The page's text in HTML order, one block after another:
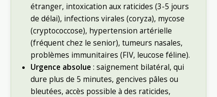
étranger, intoxication aux raticides (3-5 jours
de délai), infections virales (coryza), mycose
(cryptococcose), hypertension artérielle
(fréquent chez le senior), tumeurs nasales,
problèmes immunitaires (FIV, leucose féline).
Urgence absolue : saignement bilatéral, qui
dure plus de 5 minutes, gencives pâles ou
bleutées, accès possible à des raticides,